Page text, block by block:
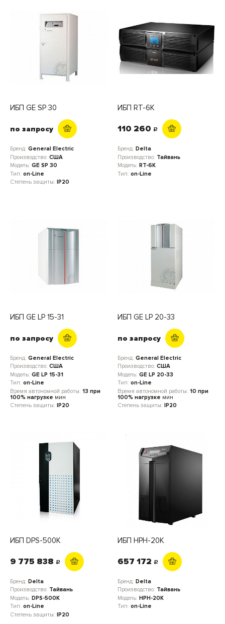
ИБП GE SP 30
по запросу
Бренд: General Electric
Производство: США
Модель: GE SP 30
Тип: on-Line
Степень защиты: IP20
ИБП RT-6K
110 260 c
Бренд: Delta
Производство: Тайвань
Модель: RT-6K
Тип: on-Line
ИБП GE LP 15-31
по запросу
Бренд: General Electric
Производство: США
Модель: GE LP 15-31
Тип: on-Line
Время автономной работы: 13 при
100% нагрузке мин
Степень защиты: IP20
ИБП GE LP 20-33
по запросу
Бренд: General Electric
Производство: США
Модель: GE LP 20-33
Тип: on-Line
Время автономной работы: 10 при
100% нагрузке мин
Степень защиты: IP20
ИБП DPS-500K
9 775 838 c
Бренд: Delta
Производство: Тайвань
Модель: DPS-500K
Тип: on-Line
Степень защиты: IP20
ИБП HPH-20K
657 172 c
Бренд: Delta
Производство: Тайвань
Модель: HPH-20K
Тип: on-Line